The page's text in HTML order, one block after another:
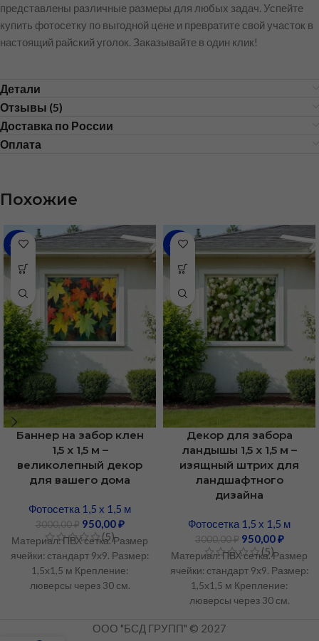
представлены различные размеры для любых задач. Успейте
купить фотосетку по выгодной цене и превратите свой участок в
настоящий райский уголок. Заказывайте в один клик!
Детали
Отзывы (5)
Доставка по России
Оплата
Похожие
-68%
Баннер на забор клен
1,5 х 1,5 м –
великолепный декор
для вашего дома
Фотосетка 1,5 х 1,5 м
3000,00₽ 950,00₽
(5)
Материал: ПВХ сетка. Размер
ячейки: стандарт 9х9. Размер:
1,5х1,5 м Крепление:
люверсы через 30 см.
Рабочий температурный
-68%
Декор для забора
ландышы 1,5 х 1,5 м –
изящный штрих для
ландшафтного
дизайна
Фотосетка 1,5 х 1,5 м
3000,00₽ 950,00₽
(5)
Материал: ПВХ сетка. Размер
ячейки: стандарт 9х9. Размер:
1,5х1,5 м Крепление:
люверсы через 30 см.
излучению: Не менее 3 лет.
ООО "БСД ГРУПП" © 2027